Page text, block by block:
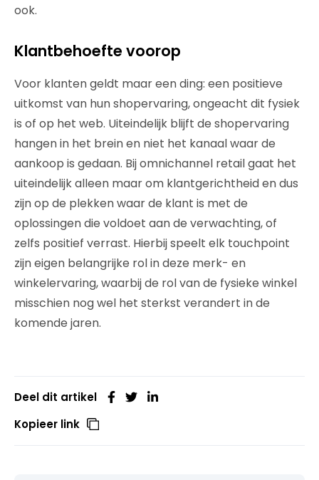
ook.
Klantbehoefte voorop
Voor klanten geldt maar een ding: een positieve
uitkomst van hun shopervaring, ongeacht dit fysiek
is of op het web. Uiteindelijk blijft de shopervaring
hangen in het brein en niet het kanaal waar de
aankoop is gedaan. Bij omnichannel retail gaat het
uiteindelijk alleen maar om klantgerichtheid en dus
zijn op de plekken waar de klant is met de
oplossingen die voldoet aan de verwachting, of
zelfs positief verrast. Hierbij speelt elk touchpoint
zijn eigen belangrijke rol in deze merk- en
winkelervaring, waarbij de rol van de fysieke winkel
misschien nog wel het sterkst verandert in de
komende jaren.
Deel dit artikel
Kopieer link